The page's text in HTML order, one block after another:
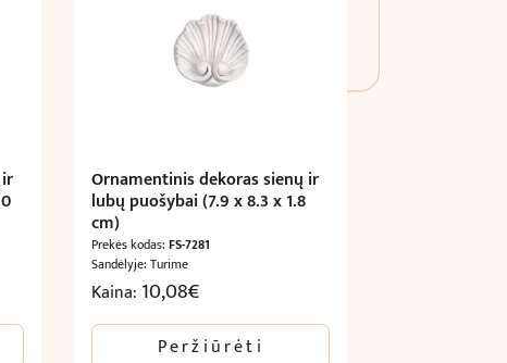
Ornamentinis dekoras sienų ir
lubų puošybai (7.9 x 8.3 x 1.8
cm)
Prekės kodas:FS-7281
Sandėlyje: Turime
Kaina: 10,08€
Peržiūrėti